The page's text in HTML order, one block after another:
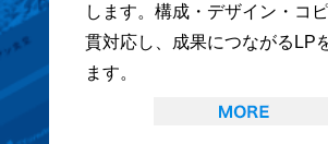
します。構成・デザイン・コ
貫対応し、成果につながるLP
ます。